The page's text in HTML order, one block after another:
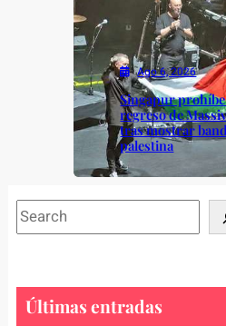
Ago 6, 2026
Singapur
regreso de
tras mostrar
palestina
S
e
Últimas entradas